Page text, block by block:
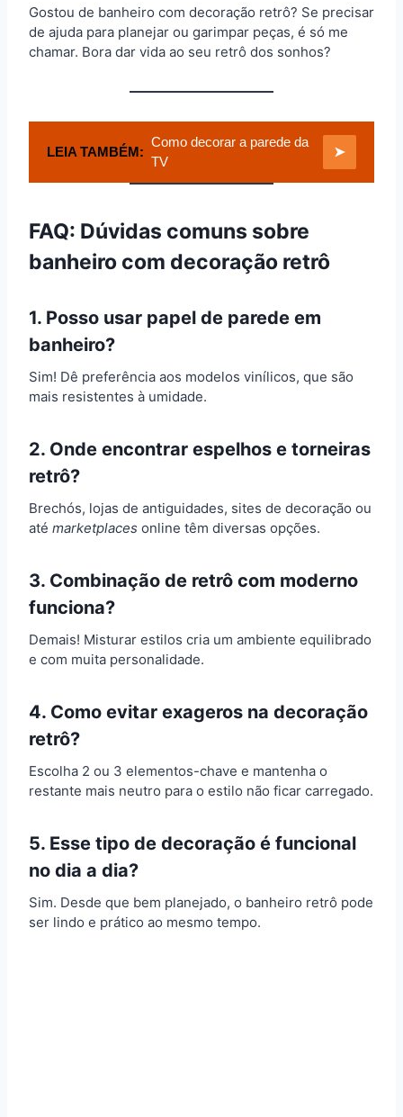
Gostou de banheiro com decoração retrô? Se precisar
de ajuda para planejar ou garimpar peças, é só me
chamar. Bora dar vida ao seu retrô dos sonhos?
LEIA TAMBÉM:
Como decorar a parede da
TV
➤
FAQ: Dúvidas comuns sobre
banheiro com decoração retrô
1. Posso usar papel de parede em
banheiro?
Sim! Dê preferência aos modelos vinílicos, que são
mais resistentes à umidade.
2. Onde encontrar espelhos e torneiras
retrô?
Brechós, lojas de antiguidades, sites de decoração ou
até marketplaces online têm diversas opções.
3. Combinação de retrô com moderno
funciona?
Demais! Misturar estilos cria um ambiente equilibrado
e com muita personalidade.
4. Como evitar exageros na decoração
retrô?
Escolha 2 ou 3 elementos-chave e mantenha o
restante mais neutro para o estilo não ficar carregado.
5. Esse tipo de decoração é funcional
no dia a dia?
Sim. Desde que bem planejado, o banheiro retrô pode
ser lindo e prático ao mesmo tempo.